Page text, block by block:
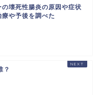
の壊死性腸炎の原因や症状
や予後を調べた
？